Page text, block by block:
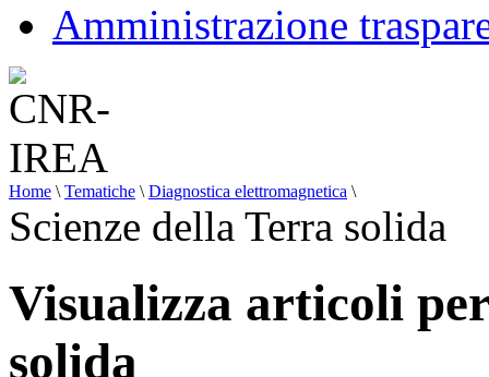
Amministrazione
Home \ Tematiche \ Diagnostica elettromagnetica \
Scienze della Terra solida
Visualizza articoli
solida